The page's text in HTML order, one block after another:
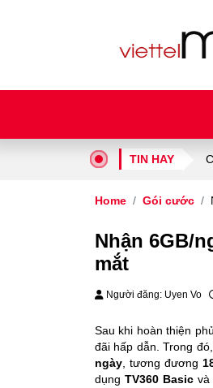
TIN HAY
Home Gói cước
Nhận 6GB/
mắt
Người đăng: Uyen Vo
Sau khi hoàn thiện
đãi hấp dẫn. Trong đó,
ngày , tương đương
dụng TV360 Basic và